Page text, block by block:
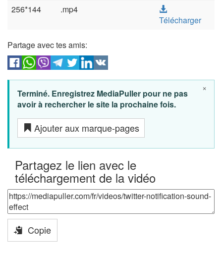
256*144
.mp4
Télécharger
Partage avec tes amis:
×
Terminé. Enregistrez MediaPuller pour ne pas
avoir à rechercher le site la prochaine fois.
Ajouter aux marque-pages
Partagez le lien avec le
téléchargement de la vidéo
Copie